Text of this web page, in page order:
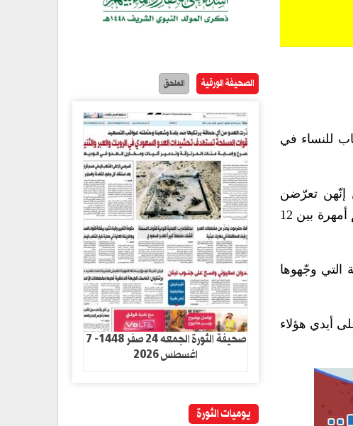
للنساء في
الاربعاء إنّها جمعت شهادات من 16 امرأة قلن إنّهن تعرّضن
لانتهاكات على أيدي مقاتلين من جبهة تحرير شعب تيغراي خلال عبورهم منطقة نيفاس ميوشا في إقليم أمهرة بين 12
التي وجّهوها
جماعي على أيدي هؤلاء
الصحيفة الورقية الملحق
صحيفة الثورة الجمعه 24 صفر 1448- 7
اغسطس 2026
يوميات الثورة